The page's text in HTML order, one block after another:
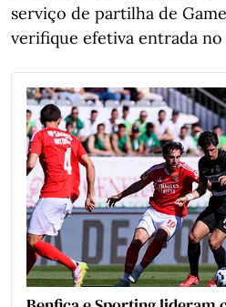
serviço de partilha de
verifique efetiva entrada